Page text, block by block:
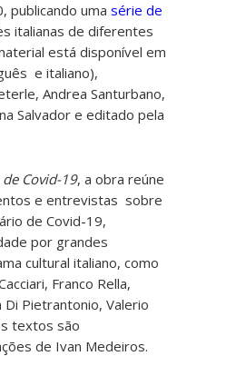
publicando umasérie de
italianas de diferentes
está disponível em
e italiano),
Andrea Santurbano,
Salvador e editado pela
Covid-19, a obra reúne
e entrevistas sobre
de Covid-19,
por grandes
cultural italiano, como
Franco Rella,
Di Pietrantonio, Valerio
textos são
de Ivan Medeiros.